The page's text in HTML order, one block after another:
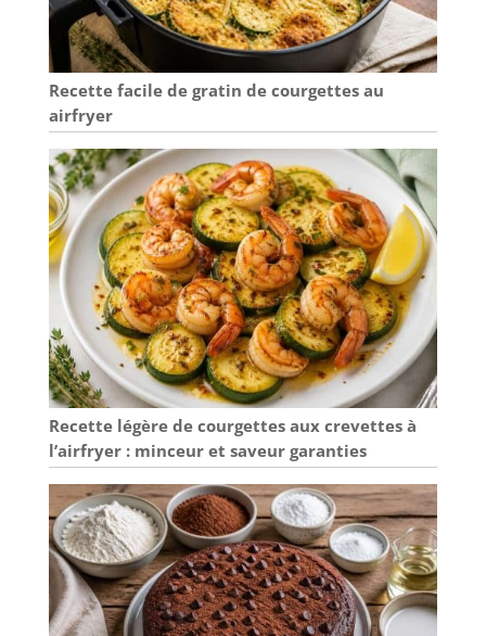
Recette facile de gratin de courgettes au
airfryer
Recette légère de courgettes aux crevettes à
l’airfryer : minceur et saveur garanties